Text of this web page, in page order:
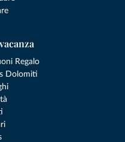
Regalo
Dolomiti